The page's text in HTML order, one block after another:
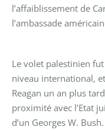
l’affaiblissement de
l’ambassade
Le volet palestinien
niveau international, et
Reagan un an plus
proximité avec l’Etat
d’un Georges W.